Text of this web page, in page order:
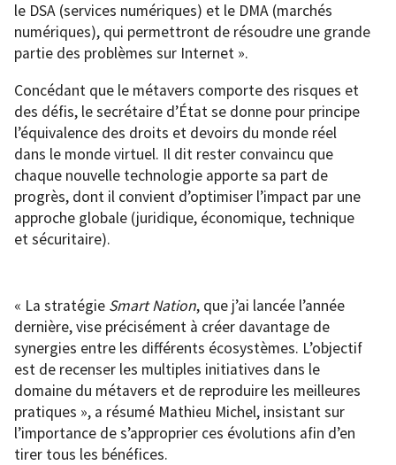
le DSA (services numériques) et le DMA (marchés
numériques), qui permettront de résoudre une grande
partie des problèmes sur Internet ».
Concédant que le métavers comporte des risques et
des défis, le secrétaire d’État se donne pour principe
l’équivalence des droits et devoirs du monde réel
dans le monde virtuel. Il dit rester convaincu que
chaque nouvelle technologie apporte sa part de
progrès, dont il convient d’optimiser l’impact par une
approche globale (juridique, économique, technique
et sécuritaire).
« La stratégie Smart Nation, que j’ai lancée l’année
dernière, vise précisément à créer davantage de
synergies entre les différents écosystèmes. L’objectif
est de recenser les multiples initiatives dans le
domaine du métavers et de reproduire les meilleures
pratiques », a résumé Mathieu Michel, insistant sur
l’importance de s’approprier ces évolutions afin d’en
tirer tous les bénéfices.